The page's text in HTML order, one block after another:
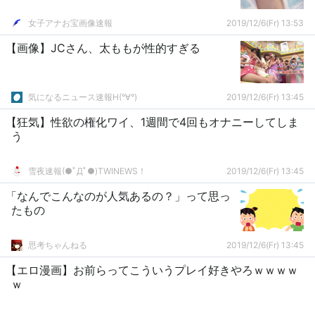
女子アナお宝画像速報 2019/12/6(Fr) 13:53
【画像】JCさん、太ももが性的すぎる
気になるニュース速報H(°∀°) 2019/12/6(Fr) 13:45
【狂気】性欲の権化ワイ、1週間で4回もオナニーしてしま
う
雪夜速報(●ﾟДﾟ●)TWINEWS！ 2019/12/6(Fr) 13:45
「なんでこんなのが人気あるの？」って思っ
たもの
思考ちゃんねる 2019/12/6(Fr) 13:45
【エロ漫画】お前らってこういうプレイ好きやろｗｗｗｗ
ｗ